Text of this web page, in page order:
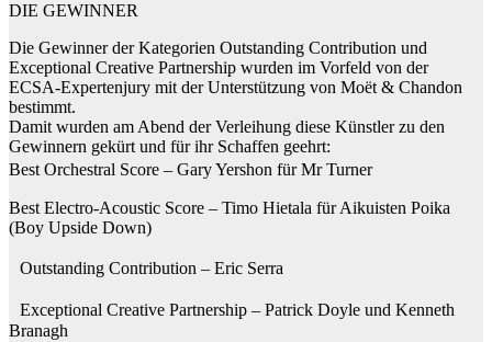
DIE GEWINNER
Die Gewinner der Kategorien Outstanding Contribution und
Exceptional Creative Partnership wurden im Vorfeld von der
ECSA-Expertenjury mit der Unterstützung von Moët & Chandon
bestimmt.
Damit wurden am Abend der Verleihung diese Künstler zu den
Gewinnern gekürt und für ihr Schaffen geehrt:
Best Orchestral Score – Gary Yershon für Mr Turner
Best Electro-Acoustic Score – Timo Hietala für Aikuisten Poika
(Boy Upside Down)
Outstanding Contribution – Eric Serra
Exceptional Creative Partnership – Patrick Doyle und Kenneth
Branagh